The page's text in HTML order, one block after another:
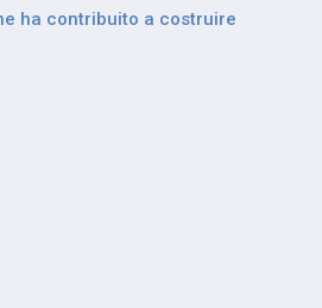
ha contribuito a costruire